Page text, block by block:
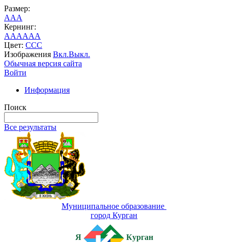
Размер:
AAA
Кернинг:
AAAAAA
Цвет: CCC
Изображения Вкл.Выкл.
Обычная версия сайта
Войти
Информация
Поиск
Все результаты
Муниципальное образование
город Курган
Я Курган